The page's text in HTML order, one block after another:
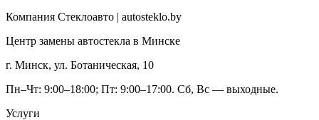
Компания Стеклоавто | autosteklo.by
Центр замены автостекла в Минске
г. Минск, ул. Ботаническая, 10
Пн–Чт: 9:00–18:00; Пт: 9:00–17:00. Сб, Вс — выходные.
Услуги